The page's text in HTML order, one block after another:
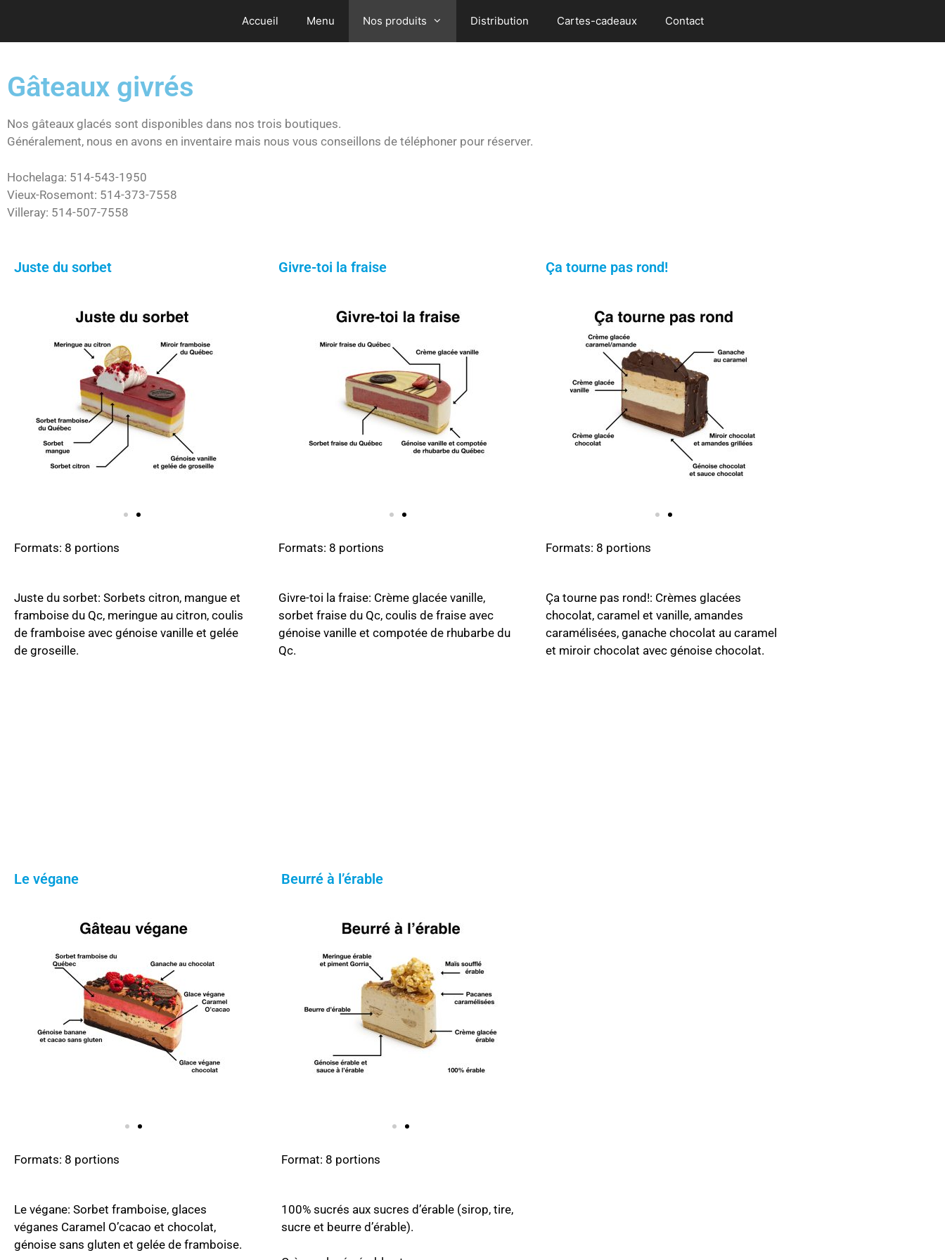
Accueil Menu Nos produits Distribution Cartes-cadeaux Contact
Gâteaux givrés
Nos gâteaux glacés sont disponibles dans nos trois boutiques.
Généralement, nous en avons en inventaire mais nous vous conseillons de téléphoner pour réserver.
Hochelaga: 514-543-1950
Vieux-Rosemont: 514-373-7558
Villeray: 514-507-7558
Juste du sorbet
Formats: 8 portions
Juste du sorbet: Sorbets citron, mangue et
framboise du Qc, meringue au citron, coulis
de framboise avec génoise vanille et gelée
de groseille.
Givre-toi la fraise
Formats: 8 portions
Givre-toi la fraise: Crème glacée vanille,
sorbet fraise du Qc, coulis de fraise avec
génoise vanille et compotée de rhubarbe du
Qc.
Ça tourne pas rond!
Formats: 8 portions
Ça tourne pas rond!: Crèmes glacées
chocolat, caramel et vanille, amandes
caramélisées, ganache chocolat au caramel
et miroir chocolat avec génoise chocolat.
Le végane
Formats: 8 portions
Le végane: Sorbet framboise, glaces
véganes Caramel O’cacao et chocolat,
génoise sans gluten et gelée de framboise.
Beurré à l’érable
Format: 8 portions
100% sucrés aux sucres d’érable (sirop, tire,
sucre et beurre d’érable).